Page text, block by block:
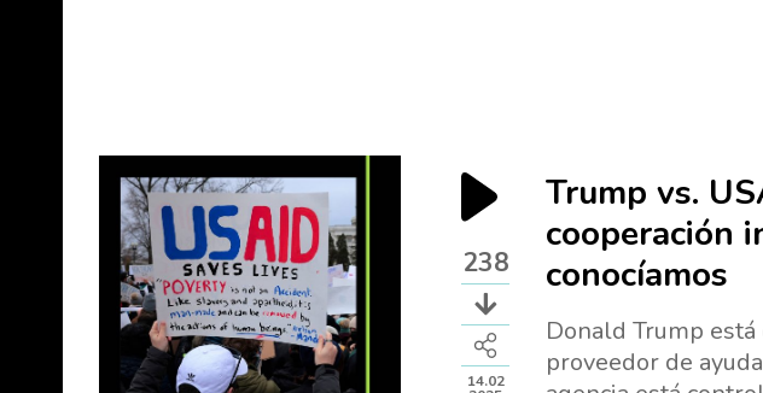
Trump vs.
cooperación
conocíamos
Donald Trump
proveedor de
238
14.02